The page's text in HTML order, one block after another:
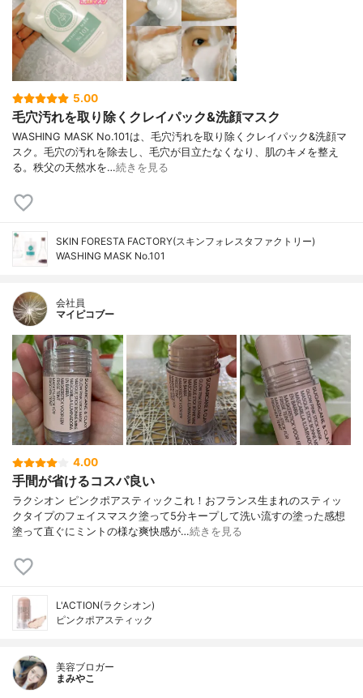
5.00
毛穴汚れを取り除くクレイパック&洗顔マスク
WASHING MASK No.101は、毛穴汚れを取り除くクレイパック&洗顔マ
スク。毛穴の汚れを除去し、毛穴が目立たなくなり、肌のキメを整え
る。秩父の天然水を…続きを見る
SKIN FORESTA FACTORY(スキンフォレスタファクトリー)
WASHING MASK No.101
会社員
マイピコブー
4.00
手間が省けるコスパ良い
ラクシオン ピンクポアスティックこれ！おフランス生まれのスティッ
クタイプのフェイスマスク塗って5分キープして洗い流すの塗った感想
塗って直ぐにミントの様な爽快感が…続きを見る
L'ACTION(ラクシオン)
ピンクポアスティック
美容ブロガー
まみやこ